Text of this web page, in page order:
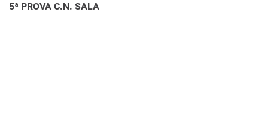
5ª PROVA C.N. SALA